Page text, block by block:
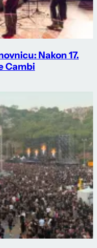
Nakon 17.
Cambi